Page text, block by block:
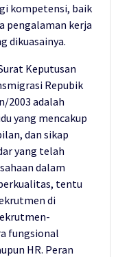
kompetensi, baik
pengalaman kerja
dikuasainya.
Keputusan
Repubik
2003 adalah
yang mencakup
dan sikap
yang telah
dalam
tentu
di
fungsional
HR. Peran